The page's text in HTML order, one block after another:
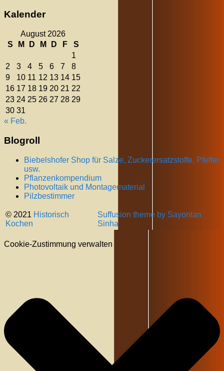
Kalender
August 2026
S
M D M D F
S
1
2
3 4 5 6 7
8
9
10 11 12 13 14 15
16 17 18 19 20 21 22
23 24 25 26 27 28 29
30 31
« Feb.
Blogroll
Biebelshofer Shop für Salze, Zuckerersatzstoffe, Pfeffer
usw.
Pflanzenkompendium
Photovoltaik und Montagematerial
Pilzbestimmer
© 2021 Historisch
Kochen
Suffusion theme by Sayontan
Sinha
Cookie-Zustimmung verwalten